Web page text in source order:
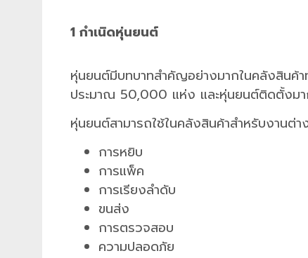
1 กำเนิดหุ่นยนต์
หุ่นยนต์มีบทบาทสำคัญอย่างมากในคลังสินค้
ประมาณ 50,000 แห่ง และหุ่นยนต์ติดตั้งม
หุ่นยนต์สามารถใช้ในคลังสินค้าสำหรับงานต่า
การหยิบ
การแพ็ค
การเรียงลำดับ
ขนส่ง
การตรวจสอบ
ความปลอดภัย